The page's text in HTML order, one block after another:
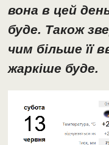
вона в цей
буде. Також
чим більше її
жаркіше буде.